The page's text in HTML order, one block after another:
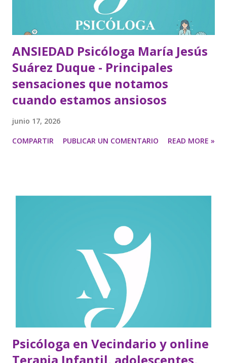
ANSIEDAD Psicóloga María Jesús
Suárez Duque - Principales
sensaciones que notamos
cuando estamos ansiosos
junio 17, 2026
COMPARTIR PUBLICAR UN COMENTARIO READ MORE »
Psicóloga en Vecindario y online